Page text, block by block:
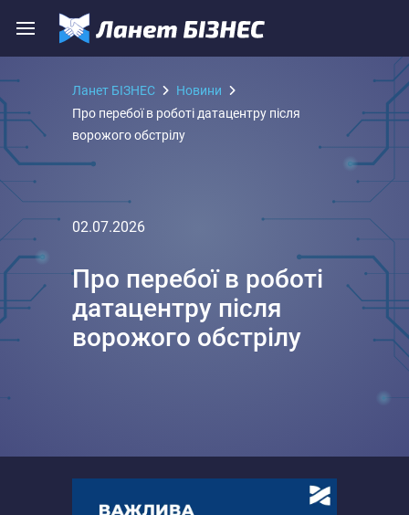
Ланет БІЗНЕС
Новини
Про перебої в роботі датацентру після
ворожого обстрілу
02.07.2026
Про перебої в роботі
датацентру після
ворожого обстрілу